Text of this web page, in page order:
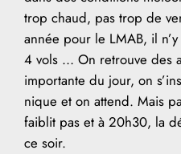
trop chaud, pas trop de
année pour le LMAB, il
4 vols … On retrouve des
importante du jour, on
nique et on attend. Mais
faiblit pas et à 20h30, la
ce soir.